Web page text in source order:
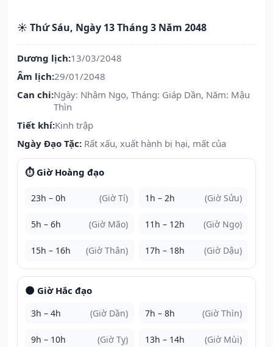
☀️ Thứ Sáu, Ngày 13 Tháng 3 Năm 2048
Dương lịch:13/03/2048
Âm lịch:29/01/2048
Can chi:Ngày: Nhâm Ngọ, Tháng: Giáp Dần, Năm: Mậu
Thìn
Tiết khí:Kinh trập
Ngày Đạo Tặc: Rất xấu, xuất hành bị hại, mất của
⏱️ Giờ Hoàng đạo
23h – 0h (Giờ Tí) 1h – 2h (Giờ Sửu)
5h – 6h (Giờ Mão) 11h – 12h (Giờ Ngọ)
15h – 16h (Giờ Thân) 17h – 18h (Giờ Dậu)
🌑 Giờ Hắc đạo
3h – 4h (Giờ Dần) 7h – 8h (Giờ Thìn)
9h – 10h (Giờ Tỵ) 13h – 14h (Giờ Mùi)